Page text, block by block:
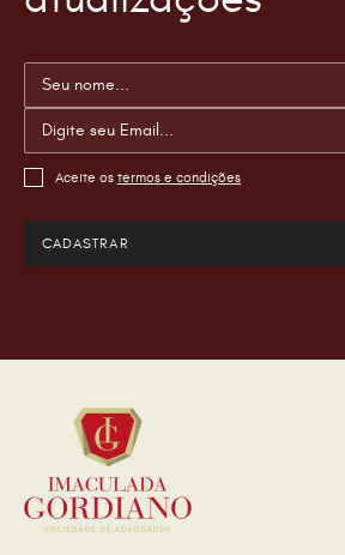
Aceite os termos e condições